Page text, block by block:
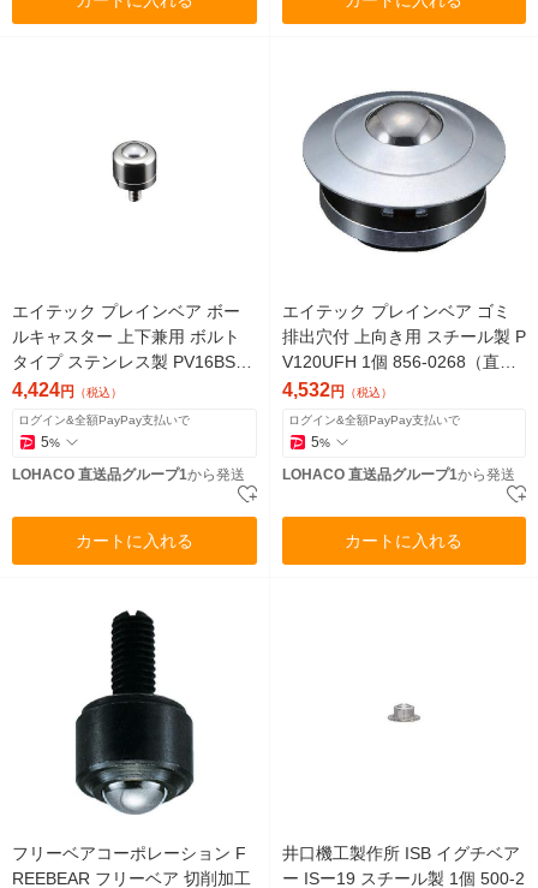
エイテック プレインベア ボー
ルキャスター 上下兼用 ボルト
タイプ ステンレス製 PV16BS
許容荷重45kg 1個 856-0303
（直送品）
4,424円 （税込）
ログイン&全額PayPay支払いで
5%
LOHACO 直送品グループ1から発送
カートに入れる
エイテック プレインベア ゴミ
排出穴付 上向き用 スチール製 P
V120UFH 1個 856-0268（直送
品）
4,532円 （税込）
ログイン&全額PayPay支払いで
5%
LOHACO 直送品グループ1から発送
カートに入れる
フリーベアコーポレーション F
REEBEAR フリーベア 切削加工
井口機工製作所 ISB イグチベア
ー ISー19 スチール製 1個 500-2